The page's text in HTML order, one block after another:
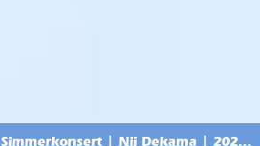
Simmerkonsert | Nij Dekama | 202...